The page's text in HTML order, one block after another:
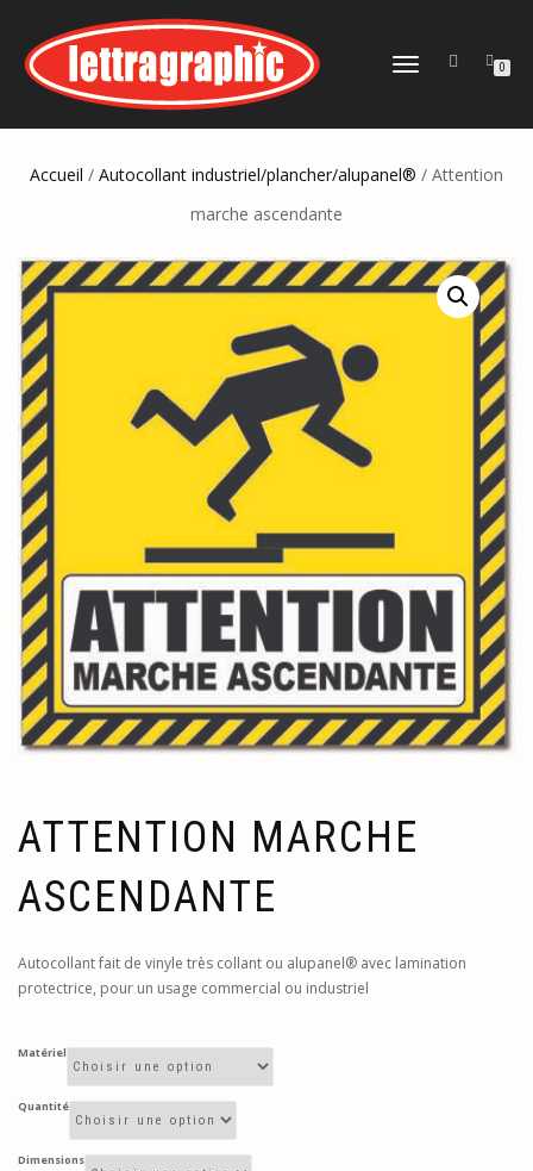
DÉPLIER
0
Accueil / Autocollant industriel/plancher/alupanel® / Attention
marche ascendante
ATTENTION MARCHE
ASCENDANTE
Autocollant fait de vinyle très collant ou alupanel® avec lamination
protectrice, pour un usage commercial ou industriel
Matériel
Quantité
Dimensions